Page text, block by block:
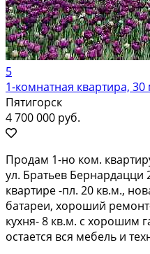
5
1-комнатная квартира, 30
Пятигорск
4 700 000 руб.
Продам 1-но ком.
ул. Братьев Бернардацци
квартире -пл. 20 кв.м.,
батареи, хороший
кухня- 8 кв.м. с хорошим
остается вся мебель и